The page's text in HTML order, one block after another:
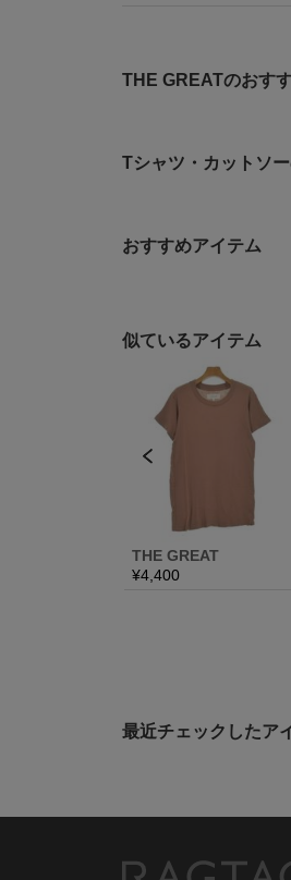
THE GREATのおす
Tシャツ・カットソ
おすすめアイテム
最近チェックしたア